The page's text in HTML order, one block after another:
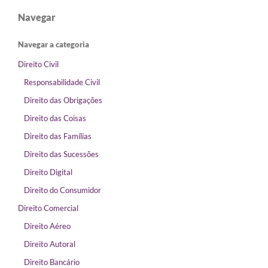
Navegar
Navegar a categoria
Direito Civil
Responsabilidade Civil
Direito das Obrigações
Direito das Coisas
Direito das Famílias
Direito das Sucessões
Direito Digital
Direito do Consumidor
Direito Comercial
Direito Aéreo
Direito Autoral
Direito Bancário